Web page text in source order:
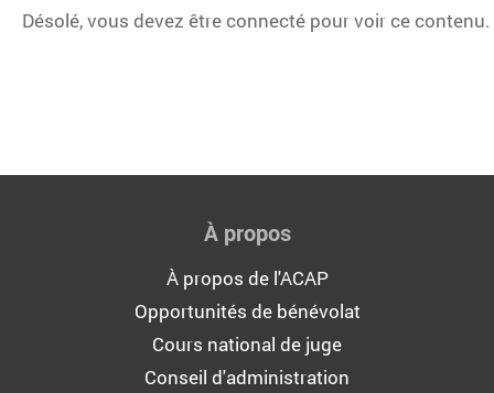
Désolé, vous devez être connecté pour voir ce contenu.
À propos
À propos de l'ACAP
Opportunités de bénévolat
Cours national de juge
Conseil d'administration